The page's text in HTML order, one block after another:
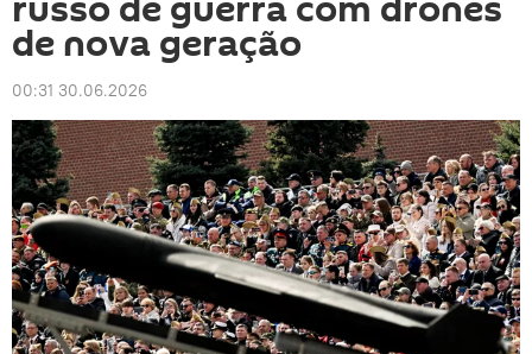
de nova geração
00:31 30.06.2026